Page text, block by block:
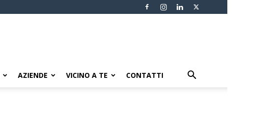
AZIENDE VICINO A TE CONTATTI